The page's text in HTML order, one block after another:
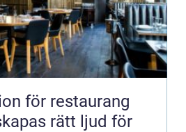
för restaurang
rätt ljud för